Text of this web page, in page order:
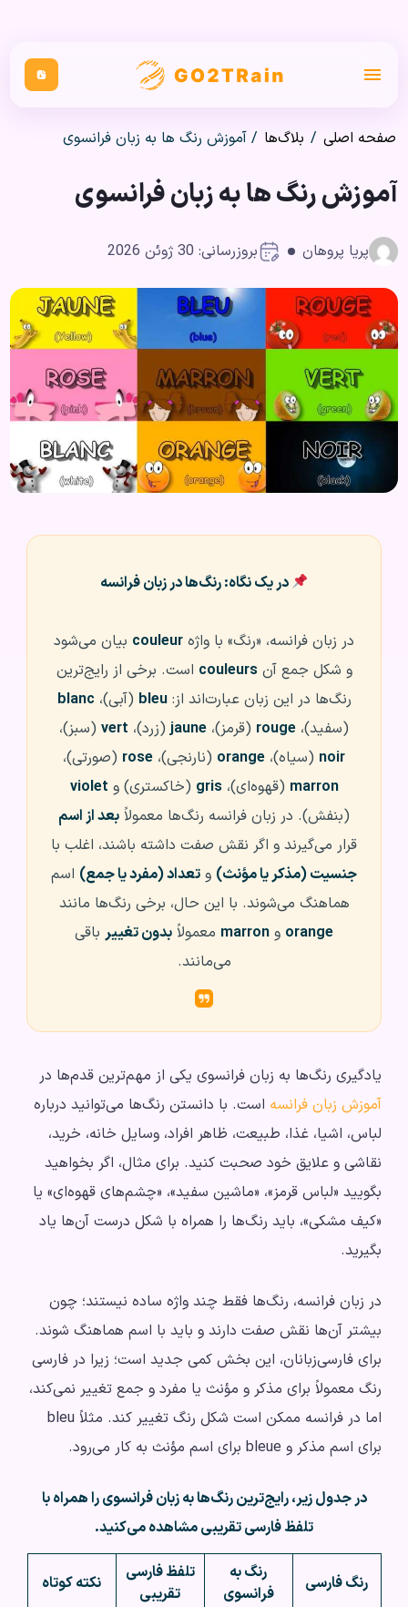
صفحه اصلی / بلاگ‌ها /آموزش رنگ ها به زبان فرانسوی
آموزش رنگ ها به زبان فرانسوی
پریا پروهان بروزرسانی: 30 ژوئن 2026
در یک نگاه: رنگ‌ها در زبان فرانسه
در زبان فرانسه، «رنگ» با واژه couleur بیان می‌شود
و شکل جمع آنcouleurs است. برخی از رایج‌ترین
رنگ‌ها در این زبان عبارت‌اند از:bleu (آبی)، blanc
(سفید)، rouge (قرمز)، jaune(زرد)، vert (سبز)،
noir (سیاه)، orange (نارنجی)، rose (صورتی)،
marron (قهوه‌ای)،gris (خاکستری) و violet
(بنفش). در زبان فرانسه رنگ‌ها معمولاً بعد از اسم
قرار می‌گیرند و اگر نقش صفت داشته باشند، اغلب با
جنسیت (مذکر یا مؤنث) و تعداد (مفرد یا جمع) اسم
هماهنگ می‌شوند. با این حال، برخی رنگ‌ها مانند
orange و marron معمولاً بدون تغییر باقی
می‌مانند.
یادگیری رنگ‌ها به زبان فرانسوی یکی از مهم‌ترین قدم‌ها در
آموزش زبان فرانسه است. با دانستن رنگ‌ها می‌توانید درباره
لباس، اشیا، غذا، طبیعت، ظاهر افراد، وسایل خانه، خرید،
نقاشی و علایق خود صحبت کنید. برای مثال، اگر بخواهید
بگویید «لباس قرمز»، «ماشین سفید»، «چشم‌های قهوه‌ای» یا
«کیف مشکی»، باید رنگ‌ها را همراه با شکل درست آن‌ها یاد
بگیرید.
در زبان فرانسه، رنگ‌ها فقط چند واژه ساده نیستند؛ چون
بیشتر آن‌ها نقش صفت دارند و باید با اسم هماهنگ شوند.
برای فارسی‌زبانان، این بخش کمی جدید است؛ زیرا در فارسی
رنگ معمولاً برای مذکر و مؤنث یا مفرد و جمع تغییر نمی‌کند،
اما در فرانسه ممکن است شکل رنگ تغییر کند. مثلاً bleu
برای اسم مذکر و bleue برای اسم مؤنث به کار می‌رود.
در جدول زیر، رایج‌ترین رنگ‌ها به زبان فرانسوی را همراه با
تلفظ فارسی تقریبی مشاهده می‌کنید.
رنگ فارسی
رنگ به
فرانسوی
تلفظ فارسی
تقریبی
نکته کوتاه